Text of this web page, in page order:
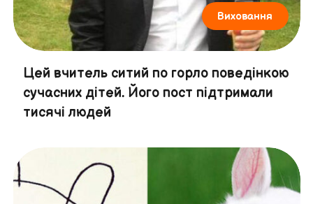
Виховання
Цей вчитель ситий по горло поведінкою
сучасних дітей. Його пост підтримали
тисячі людей